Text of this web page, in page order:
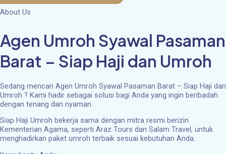
About Us
Agen Umroh Syawal Pasaman
Barat – Siap Haji dan Umroh
Sedang mencari Agen Umroh Syawal Pasaman Barat – Siap Haji dan
Umroh ? Kami hadir sebagai solusi bagi Anda yang ingin beribadah
dengan tenang dan nyaman.
Siap Haji Umroh bekerja sama dengan mitra resmi berizin
Kementerian Agama, seperti Araz Tours dan Salam Travel, untuk
menghadirkan paket umroh terbaik sesuai kebutuhan Anda.